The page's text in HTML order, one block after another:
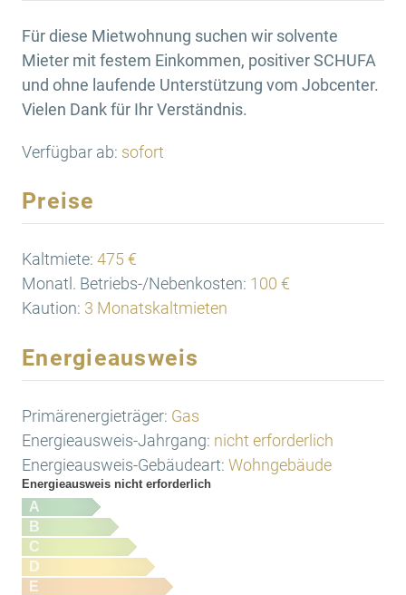
Für diese Mietwohnung suchen wir solvente
Mieter mit festem Einkommen, positiver SCHUFA
und ohne laufende Unterstützung vom Jobcenter.
Vielen Dank für Ihr Verständnis.
Verfügbar ab: sofort
Preise
Kaltmiete: 475 €
Monatl. Betriebs-/Nebenkosten: 100 €
Kaution: 3 Monatskaltmieten
Energieausweis
Primärenergieträger: Gas
Energieausweis-Jahrgang: nicht erforderlich
Energieausweis-Gebäudeart: Wohngebäude
Energieausweis nicht erforderlich
A
B
C
D
E